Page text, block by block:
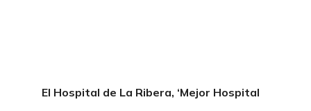
El Hospital de La Ribera, ‘Mejor Hospital